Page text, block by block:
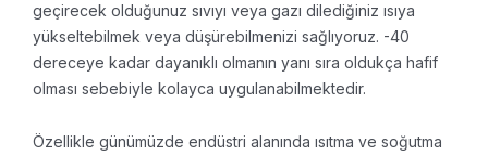
geçirecek olduğunuz sıvıyı veya gazı dilediğiniz ısıya
yükseltebilmek veya düşürebilmenizi sağlıyoruz. -40
dereceye kadar dayanıklı olmanın yanı sıra oldukça hafif
olması sebebiyle kolayca uygulanabilmektedir.
Özellikle günümüzde endüstri alanında ısıtma ve soğutma